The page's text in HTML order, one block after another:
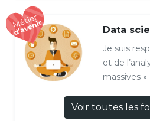
Data
Je suis
et de
massives
Voir toutes les